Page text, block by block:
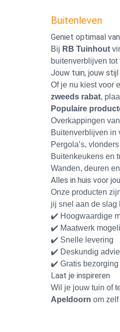
Buitenleven
Geniet optimaal
Bij RB Tuinhout
buitenverblijven
Jouw tuin, jouw stijl
Of je nu kiest voor
zweeds rabat,
Populaire
Overkappingen
Buitenverblijven in
Pergola’s,
Buitenkeukens en
Wanden, deuren
Alles in huis voor
Onze producten
jij snel aan de slag
✔️ Hoogwaardige
✔️ Maatwerk
✔️ Snelle levering
✔️ Deskundig
✔️ Gratis bezorging
Laat je inspireren
Wil je jouw tuin of
Apeldoorn om